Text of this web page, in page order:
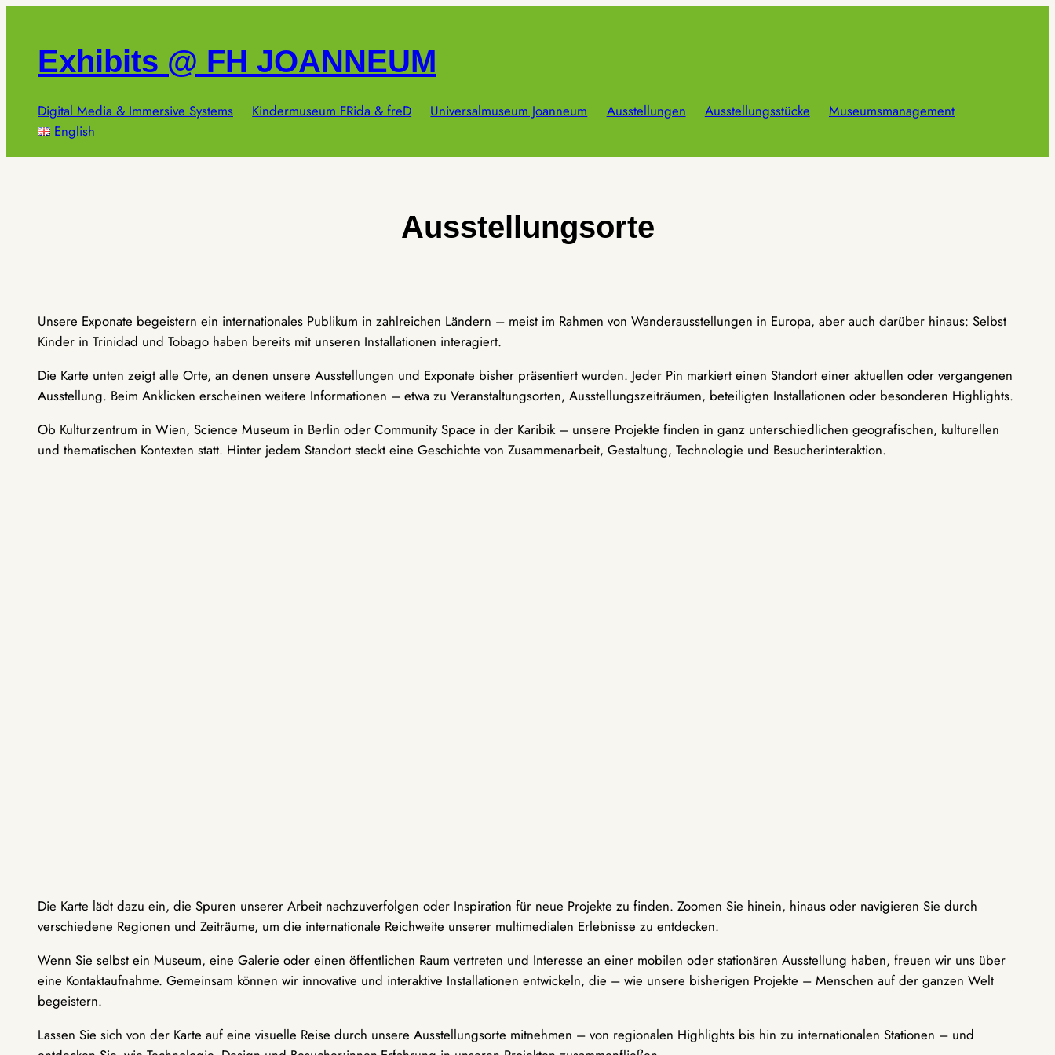
springenExhibits @ FH JOANNEUM
Digital Media & Immersive Systems Kindermuseum FRida & freD Universalmuseum Joanneum Ausstellungen Ausstellungsstücke
Museumsmanagement
English
Ausstellungsorte
Unsere Exponate begeistern ein internationales Publikum in zahlreichen Ländern – meist im Rahmen von Wanderausstellungen in Europa, aber auch darüber hinaus: Selbst
Kinder in Trinidad und Tobago haben bereits mit unseren Installationen interagiert.
Die Karte unten zeigt alle Orte, an denen unsere Ausstellungen und Exponate bisher präsentiert wurden. Jeder Pin markiert einen Standort einer aktuellen oder vergangenen
Ausstellung. Beim Anklicken erscheinen weitere Informationen – etwa zu Veranstaltungsorten, Ausstellungszeiträumen, beteiligten Installationen oder besonderen Highlights.
Ob Kulturzentrum in Wien, Science Museum in Berlin oder Community Space in der Karibik – unsere Projekte finden in ganz unterschiedlichen geografischen, kulturellen
und thematischen Kontexten statt. Hinter jedem Standort steckt eine Geschichte von Zusammenarbeit, Gestaltung, Technologie und Besucherinteraktion.
Die Karte lädt dazu ein, die Spuren unserer Arbeit nachzuverfolgen oder Inspiration für neue Projekte zu finden. Zoomen Sie hinein, hinaus oder navigieren Sie durch
verschiedene Regionen und Zeiträume, um die internationale Reichweite unserer multimedialen Erlebnisse zu entdecken.
Wenn Sie selbst ein Museum, eine Galerie oder einen öffentlichen Raum vertreten und Interesse an einer mobilen oder stationären Ausstellung haben, freuen wir uns über
eine Kontaktaufnahme. Gemeinsam können wir innovative und interaktive Installationen entwickeln, die – wie unsere bisherigen Projekte – Menschen auf der ganzen Welt
begeistern.
Lassen Sie sich von der Karte auf eine visuelle Reise durch unsere Ausstellungsorte mitnehmen – von regionalen Highlights bis hin zu internationalen Stationen – und